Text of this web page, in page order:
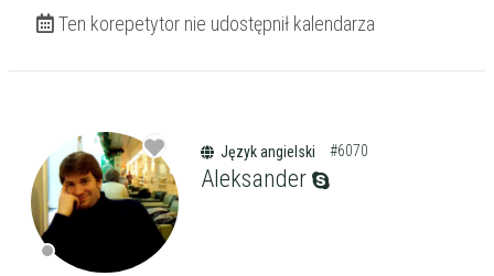
Ten korepetytor nie udostępnił kalendarza
Język angielski #6070
Aleksander